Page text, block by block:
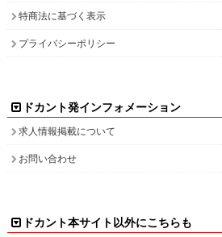
求人情報掲載について
ドカント公式 X(旧Twitter)